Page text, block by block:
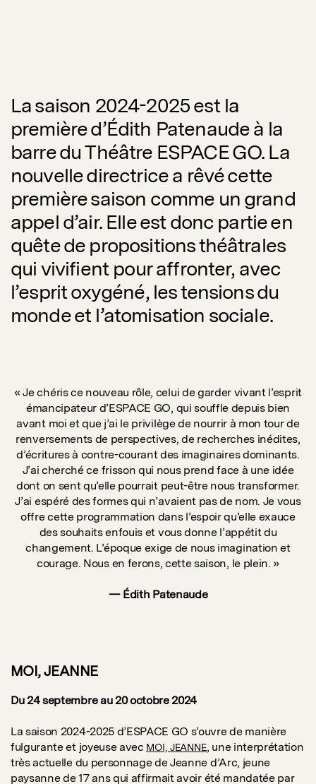
La saison 2024-2025 est la
première d’Édith Patenaude à la
barre du Théâtre ESPACE GO. La
nouvelle directrice a rêvé cette
première saison comme un grand
appel d’air. Elle est donc partie en
quête de propositions théâtrales
qui vivifient pour affronter, avec
l’esprit oxygéné, les tensions du
monde et l’atomisation sociale.
« Je chéris ce nouveau rôle, celui de garder vivant l’esprit
émancipateur d’ESPACE GO, qui souffle depuis bien
avant moi et que j’ai le privilège de nourrir à mon tour de
renversements de perspectives, de recherches inédites,
d’écritures à contre-courant des imaginaires dominants.
J’ai cherché ce frisson qui nous prend face à une idée
dont on sent qu’elle pourrait peut-être nous transformer.
J’ai espéré des formes qui n’avaient pas de nom. Je vous
offre cette programmation dans l’espoir qu’elle exauce
des souhaits enfouis et vous donne l’appétit du
changement. L’époque exige de nous imagination et
courage. Nous en ferons, cette saison, le plein. »
— Édith Patenaude
MOI, JEANNE
Du 24 septembre au 20 octobre 2024
La saison 2024-2025 d’ESPACE GO s’ouvre de manière
fulgurante et joyeuse avec MOI, JEANNE, une interprétation
très actuelle du personnage de Jeanne d’Arc, jeune
paysanne de 17 ans qui affirmait avoir été mandatée par